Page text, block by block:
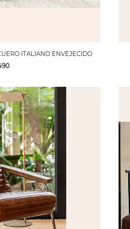
ITALIANO ENVEJECIDO